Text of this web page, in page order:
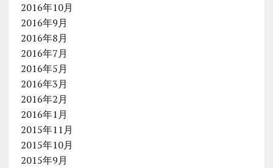
2016年10月
2016年9月
2016年8月
2016年7月
2016年5月
2016年3月
2016年2月
2016年1月
2015年11月
2015年10月
2015年9月